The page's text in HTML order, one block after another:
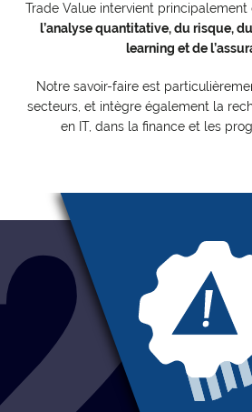
Trade Value intervient
l’analyse quantitative, du risque,
learning et de
Notre savoir-faire est
secteurs, et intègre également la
en IT, dans la finance et les
En savoir plus